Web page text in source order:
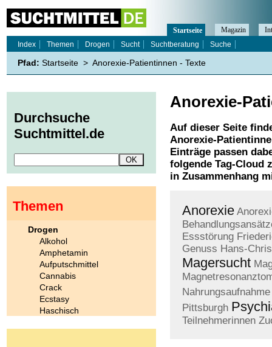
Anorexie-
Auf dieser Seite
Anorexie-
Einträge passen
folgende Tag-Cloud
in Zusammenhang
Anorexie
Essstörung
Genuss Hans-
Magersucht
Nahrungsaufnahme
Pittsburgh
Teilnehmerinnen
Startseite Magazin
Index
Themen Drogen Sucht Suchtberatung Suche
Pfad: Startseite > Anorexie-Patientinnen - Texte
Durchsuche
Suchtmittel.de
Themen
Drogen
Alkohol
Amphetamin
Aufputschmittel
Cannabis
Crack
Ecstasy
Haschisch